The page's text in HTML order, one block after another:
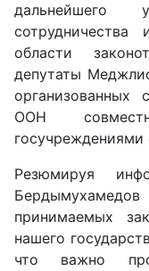
дальнейшего
области
депутаты
организованных
ООН
госучреждениями
Резюмируя
принимаемых
нашего
что важно